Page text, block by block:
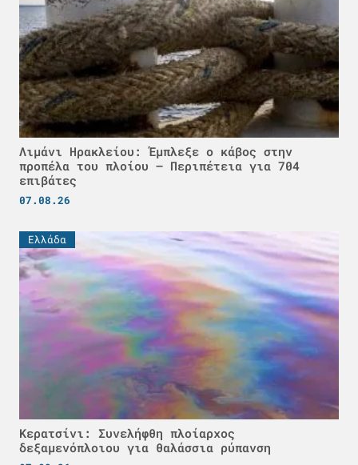
Λιμάνι Ηρακλείου: Έμπλεξε ο κάβος στην
προπέλα του πλοίου – Περιπέτεια για 704
επιβάτες
07.08.26
Ελλάδα
Κερατσίνι: Συνελήφθη πλοίαρχος
δεξαμενόπλοιου για θαλάσσια ρύπανση